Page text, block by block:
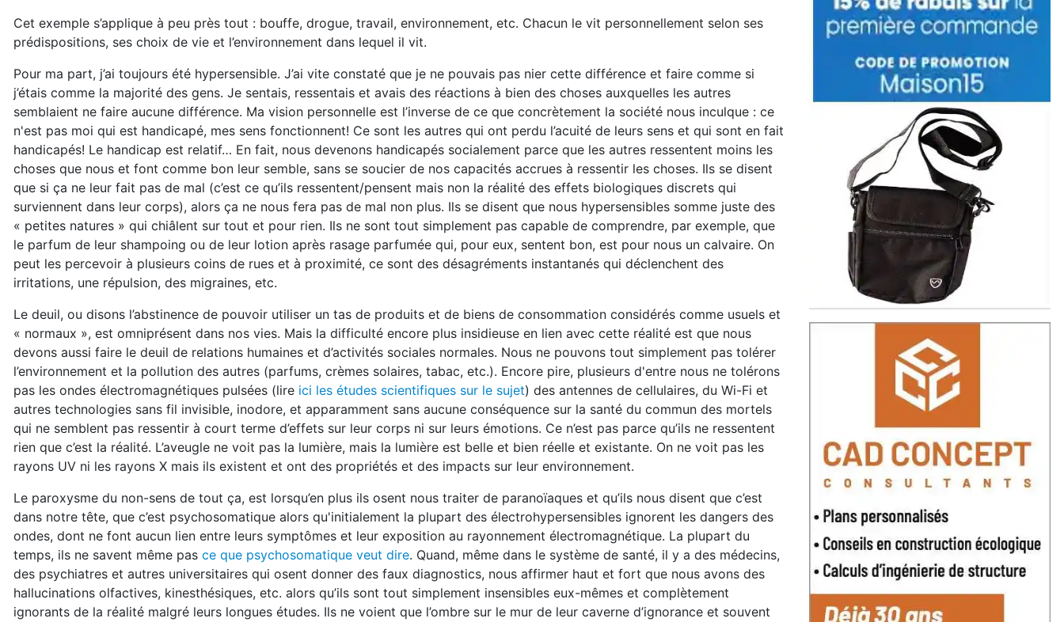
Cet exemple s’applique à peu près tout : bouffe, drogue, travail, environnement, etc. Chacun le vit personnellement selon ses
prédispositions, ses choix de vie et l’environnement dans lequel il vit.
Pour ma part, j’ai toujours été hypersensible. J’ai vite constaté que je ne pouvais pas nier cette différence et faire comme si
j’étais comme la majorité des gens. Je sentais, ressentais et avais des réactions à bien des choses auxquelles les autres
semblaient ne faire aucune différence. Ma vision personnelle est l’inverse de ce que concrètement la société nous inculque : ce
n'est pas moi qui est handicapé, mes sens fonctionnent! Ce sont les autres qui ont perdu l’acuité de leurs sens et qui sont en fait
handicapés! Le handicap est relatif… En fait, nous devenons handicapés socialement parce que les autres ressentent moins les
choses que nous et font comme bon leur semble, sans se soucier de nos capacités accrues à ressentir les choses. Ils se disent
que si ça ne leur fait pas de mal (c’est ce qu’ils ressentent/pensent mais non la réalité des effets biologiques discrets qui
surviennent dans leur corps), alors ça ne nous fera pas de mal non plus. Ils se disent que nous hypersensibles somme juste des
« petites natures » qui chiâlent sur tout et pour rien. Ils ne sont tout simplement pas capable de comprendre, par exemple, que
le parfum de leur shampoing ou de leur lotion après rasage parfumée qui, pour eux, sentent bon, est pour nous un calvaire. On
peut les percevoir à plusieurs coins de rues et à proximité, ce sont des désagréments instantanés qui déclenchent des
irritations, une répulsion, des migraines, etc.
Le deuil, ou disons l’abstinence de pouvoir utiliser un tas de produits et de biens de consommation considérés comme usuels et
« normaux », est omniprésent dans nos vies. Mais la difficulté encore plus insidieuse en lien avec cette réalité est que nous
devons aussi faire le deuil de relations humaines et d’activités sociales normales. Nous ne pouvons tout simplement pas tolérer
l’environnement et la pollution des autres (parfums, crèmes solaires, tabac, etc.). Encore pire, plusieurs d'entre nous ne tolérons
pas les ondes électromagnétiques pulsées (lire ici les études scientifiques sur le sujet) des antennes de cellulaires, du Wi-Fi et
autres technologies sans fil invisible, inodore, et apparamment sans aucune conséquence sur la santé du commun des mortels
qui ne semblent pas ressentir à court terme d’effets sur leur corps ni sur leurs émotions. Ce n’est pas parce qu’ils ne ressentent
rien que c’est la réalité. L’aveugle ne voit pas la lumière, mais la lumière est belle et bien réelle et existante. On ne voit pas les
rayons UV ni les rayons X mais ils existent et ont des propriétés et des impacts sur leur environnement.
Le paroxysme du non-sens de tout ça, est lorsqu’en plus ils osent nous traiter de paranoïaques et qu’ils nous disent que c’est
dans notre tête, que c’est psychosomatique alors qu'initialement la plupart des électrohypersensibles ignorent les dangers des
ondes, dont ne font aucun lien entre leurs symptômes et leur exposition au rayonnement électromagnétique. La plupart du
temps, ils ne savent même pas ce que psychosomatique veut dire. Quand, même dans le système de santé, il y a des médecins,
des psychiatres et autres universitaires qui osent donner des faux diagnostics, nous affirmer haut et fort que nous avons des
hallucinations olfactives, kinesthésiques, etc. alors qu’ils sont tout simplement insensibles eux-mêmes et complètement
ignorants de la réalité malgré leurs longues études. Ils ne voient que l’ombre sur le mur de leur caverne d’ignorance et souvent